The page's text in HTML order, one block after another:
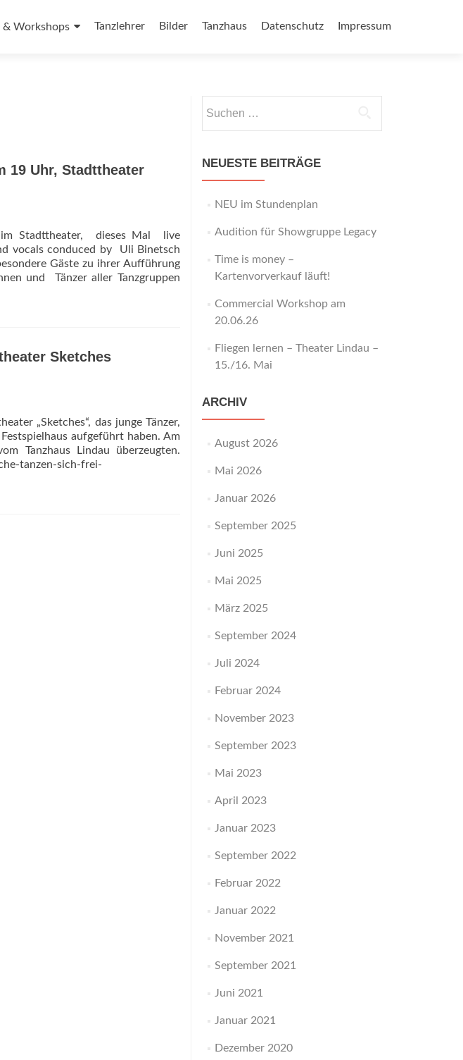
& Workshops Tanzlehrer Bilder Tanzhaus Datenschutz Impressum
19 Uhr, Stadttheater
im Stadttheater, dieses Mal live
vocals conduced by Uli Binetsch
Gäste zu ihrer Aufführung
und Tänzer aller Tanzgruppen
Sketches
„Sketches“, das junge Tänzer,
aufgeführt haben. Am
Tanzhaus Lindau überzeugten.
tanzen-sich-frei-
nach:
NEUESTE BEITRÄGE
NEU im Stundenplan
Audition für Showgruppe Legacy
Time is money –
Kartenvorverkauf läuft!
Commercial Workshop am
20.06.26
Fliegen lernen – Theater Lindau –
15./16. Mai
ARCHIV
August 2026
Mai 2026
Januar 2026
September 2025
Juni 2025
Mai 2025
März 2025
September 2024
Juli 2024
Februar 2024
November 2023
September 2023
Mai 2023
April 2023
Januar 2023
September 2022
Februar 2022
Januar 2022
November 2021
September 2021
Juni 2021
Januar 2021
Dezember 2020